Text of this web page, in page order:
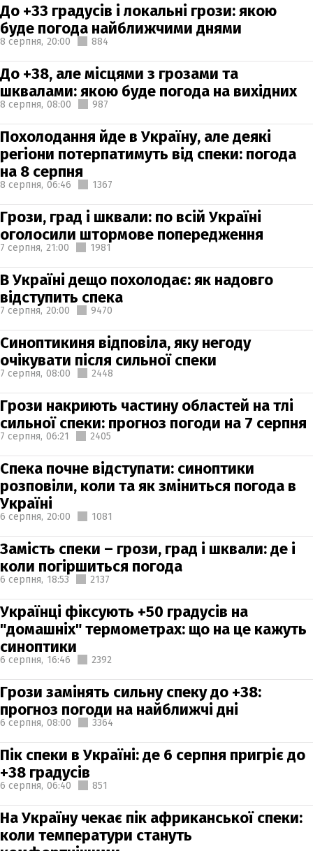
До +33 градусів і локальні грози: якою
буде погода найближчими днями
8 серпня, 20:00 884
До +38, але місцями з грозами та
шквалами: якою буде погода на вихідних
8 серпня, 08:00 987
Похолодання йде в Україну, але деякі
регіони потерпатимуть від спеки: погода
на 8 серпня
8 серпня, 06:46 1367
Грози, град і шквали: по всій Україні
оголосили штормове попередження
7 серпня, 21:00 1981
В Україні дещо похолодає: як надовго
відступить спека
7 серпня, 20:00 9470
Синоптикиня відповіла, яку негоду
очікувати після сильної спеки
7 серпня, 08:00 2448
Грози накриють частину областей на тлі
сильної спеки: прогноз погоди на 7 серпня
7 серпня, 06:21 2405
Спека почне відступати: синоптики
розповіли, коли та як зміниться погода в
Україні
6 серпня, 20:00 1081
Замість спеки – грози, град і шквали: де і
коли погіршиться погода
6 серпня, 18:53 2137
Українці фіксують +50 градусів на
"домашніх" термометрах: що на це кажуть
синоптики
6 серпня, 16:46 2392
Грози замінять сильну спеку до +38:
прогноз погоди на найближчі дні
6 серпня, 08:00 3364
Пік спеки в Україні: де 6 серпня пригріє до
+38 градусів
6 серпня, 06:40 851
На Україну чекає пік африканської спеки:
коли температури стануть